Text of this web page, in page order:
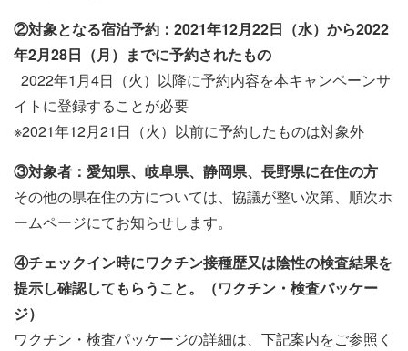
②対象となる宿泊予約：2021年12月22日（水）から2022
年2月28日（月）までに予約されたもの
2022年1月4日（火）以降に予約内容を本キャンペーンサ
イトに登録することが必要
※2021年12月21日（火）以前に予約したものは対象外
③対象者：愛知県、岐阜県、静岡県、長野県に在住の方
その他の県在住の方については、協議が整い次第、順次ホ
ームページにてお知らせします。
④チェックイン時にワクチン接種歴又は陰性の検査結果を
提示し確認してもらうこと。（ワクチン・検査パッケー
ジ）
ワクチン・検査パッケージの詳細は、下記案内をご参照く